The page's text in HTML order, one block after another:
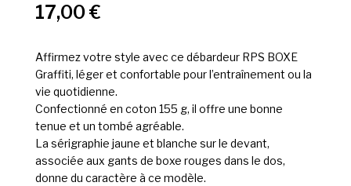
17,00€
Affirmez votre style avec ce débardeur RPS BOXE
Graffiti, léger et confortable pour l’entraînement ou la
vie quotidienne.
Confectionné en coton 155 g, il offre une bonne
tenue et un tombé agréable.
La sérigraphie jaune et blanche sur le devant,
associée aux gants de boxe rouges dans le dos,
donne du caractère à ce modèle.